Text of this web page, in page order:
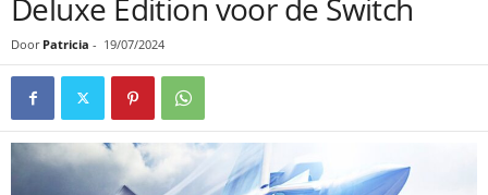
Deluxe Edition voor de Switch
Door Patricia - 19/07/2024